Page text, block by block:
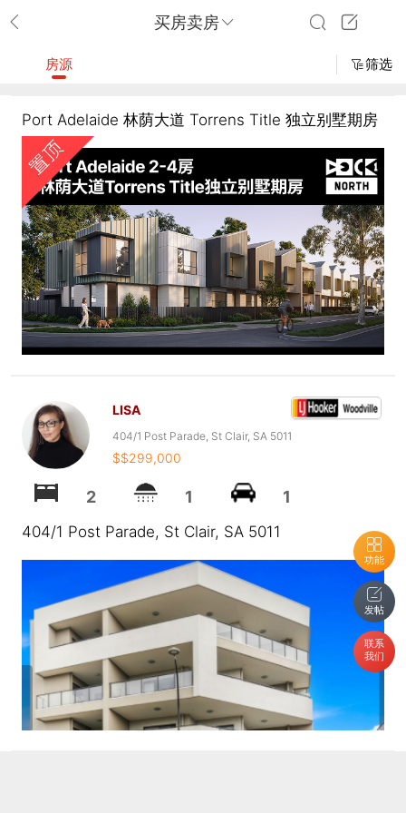
买房卖房
功能
发帖
联系
我们
房源 筛选
Port Adelaide 林荫大道 Torrens Title 独立别墅期房
LISA
404/1 Post Parade, St Clair, SA 5011
$$299,000
2 1 1
404/1 Post Parade, St Clair, SA 5011